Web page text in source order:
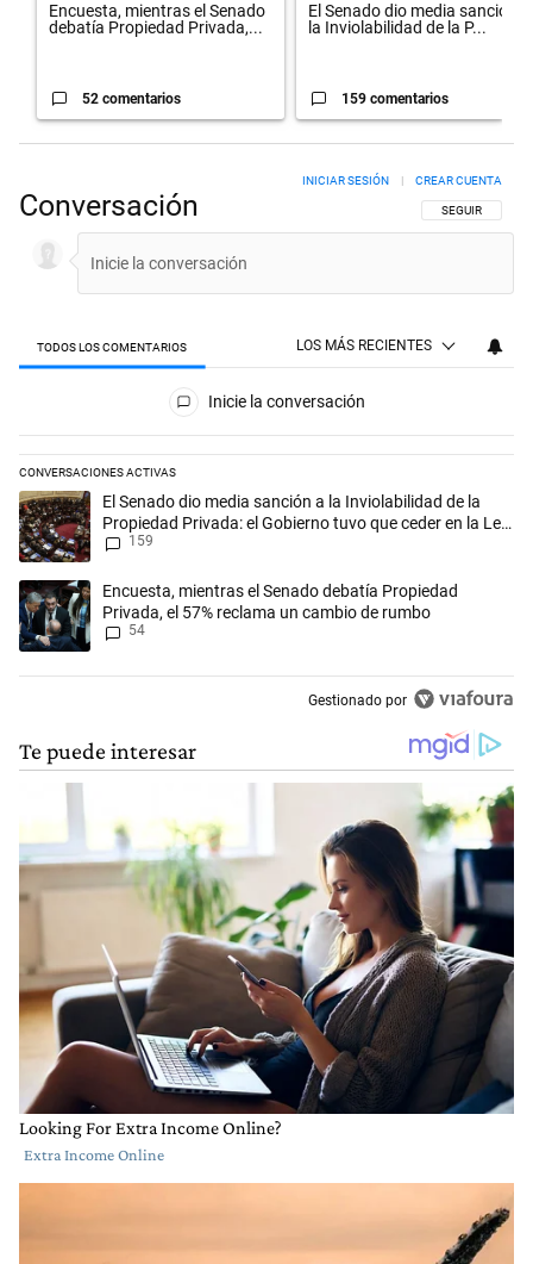
Encuesta, mientras el Senado
debatía Propiedad Privada,...
52 comentarios
El Senado dio media sanción a
la Inviolabilidad de la P...
159 comentarios
Conversación SIGA ESTA
SEGUIR
INICIAR SESIÓN CREAR CUENTA
TODOS LOS COMENTARIOS LOS MÁS RECIENTES
Todos los comentarios
Inicie la conversación
CONVERSACIONES ACTIVAS
Este listado muestra los artículos con más comentarios en los
Un artículo de tendencia con el título "El Senado dio media sanción a
El Senado dio media sanción a la Inviolabilidad de la
Propiedad Privada: el Gobierno tuvo que ceder en la Ley
del Manejo del Fuego
159
Un artículo de tendencia con el título "Encuesta, mientras el Senado
Encuesta, mientras el Senado debatía Propiedad
Privada, el 57% reclama un cambio de rumbo
54
Gestionado por